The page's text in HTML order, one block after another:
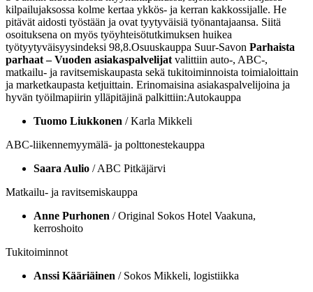
kilpailujaksossa kolme kertaa ykkös- ja kerran kakkossijalle. He
pitävät aidosti työstään ja ovat tyytyväisiä työnantajaansa. Siitä
osoituksena on myös työyhteisötutkimuksen huikea
työtyytyväisyysindeksi 98,8.Osuuskauppa Suur-Savon Parhaista
parhaat – Vuoden asiakaspalvelijat valittiin auto-, ABC-,
matkailu- ja ravitsemiskaupasta sekä tukitoiminnoista toimialoittain
ja marketkaupasta ketjuittain. Erinomaisina asiakaspalvelijoina ja
hyvän työilmapiirin ylläpitäjinä palkittiin:Autokauppa
Tuomo Liukkonen / Karla Mikkeli
ABC-liikennemyymälä- ja polttonestekauppa
Saara Aulio / ABC Pitkäjärvi
Matkailu- ja ravitsemiskauppa
Anne Purhonen / Original Sokos Hotel Vaakuna,
kerroshoito
Tukitoiminnot
Anssi Kääriäinen / Sokos Mikkeli, logistiikka